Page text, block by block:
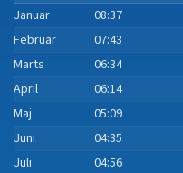
Januar
08:37
Februar
07:43
Marts
06:34
April
06:14
Maj
05:09
Juni
04:35
Juli
04:56